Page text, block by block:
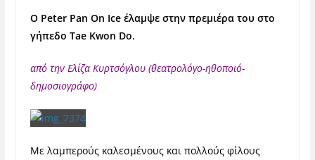
Ο Peter Pan On Ice έλαμψε στην πρεμιέρα του στο
γήπεδο Tae Kwon Do.
από την Ελίζα Κυρτσόγλου (θεατρολόγο-ηθοποιό-
δημοσιογράφο)
Με λαμπερούς καλεσμένους και πολλούς φίλους